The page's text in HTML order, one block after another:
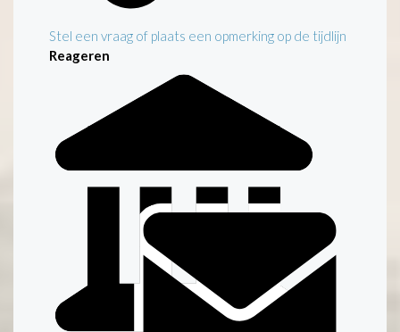
Stel een vraag of plaats een opmerking op de tijdlijn
Reageren